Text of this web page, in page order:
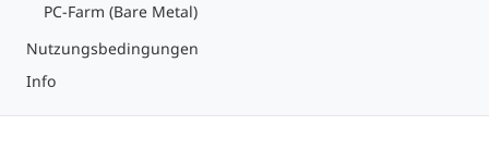
PC-Farm (Bare Metal)
Nutzungsbedingungen
Info